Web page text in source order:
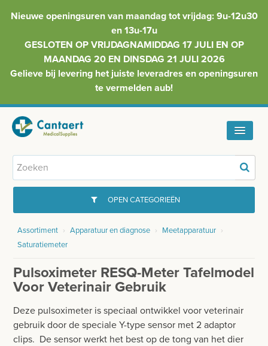
Nieuwe openingsuren van maandag tot vrijdag: 9u-12u30
en 13u-17u
GESLOTEN OP VRIJDAGNAMIDDAG 17 JULI EN OP
MAANDAG 20 EN DINSDAG 21 JULI 2026
Gelieve bij levering het juiste leveradres en openingsuren
te vermelden aub!
HOME
INFO
BESURGICAL - INSTRUMENTARIUM
CONTACT
OPEN CATEGORIEËN
GYNAECOLOGIE
WOND- EN VERBANDMATERIAAL
HANDSCHOENEN
HECHTINGSMATERIAAL
Assortiment › Apparatuur en diagnose › Meetapparatuur ›
Saturatiemeter
Pulsoximeter RESQ-Meter Tafelmodel
Voor Veterinair Gebruik
Deze pulsoximeter is speciaal ontwikkel voor veterinair
gebruik door de speciale Y-type sensor met 2 adaptor
clips. De sensor werkt het best op de tong van het dier